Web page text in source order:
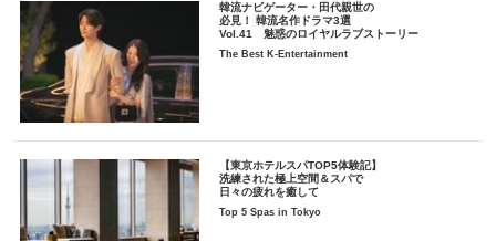
韓流ナビゲーター・田代親世の
必見！ 韓流名作ドラマ3選
Vol.41 魅惑のロイヤルラブストーリー
The Best K-Entertainment
【東京ホテルスパTOP5体験記】
洗練された極上空間＆スパで
日々の疲れを癒して
Top 5 Spas in Tokyo